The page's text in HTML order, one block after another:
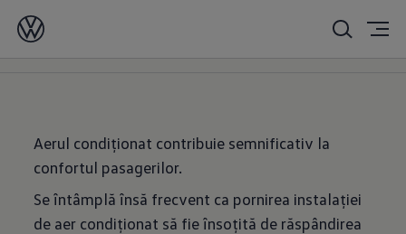
Aerul condiționat contribuie semnificativ la
confortul pasagerilor.
Se întâmplă însă frecvent ca pornirea instalației
de aer condiționat să fie însoțită de răspândirea